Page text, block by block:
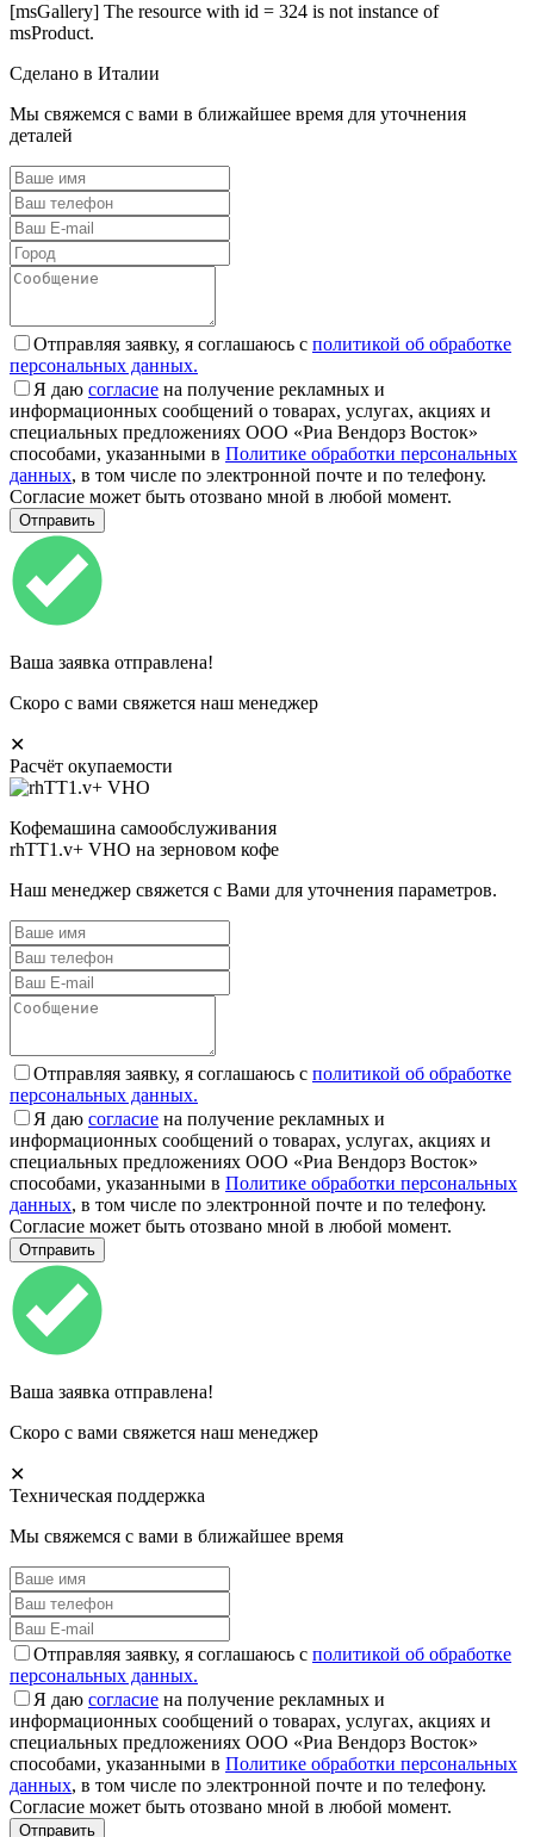
[msGallery] The resource with id = 324 is not instance of
msProduct.
Сделано в Италии
Мы свяжемся с вами в ближайшее время для уточнения
деталей
Отправляя заявку, я соглашаюсь с политикой об обработке
персональных данных.
Я даю согласие на получение рекламных и
информационных сообщений о товарах, услугах, акциях и
специальных предложениях ООО «Риа Вендорз Восток»
способами, указанными в Политике обработки персональных
данных, в том числе по электронной почте и по телефону.
Согласие может быть отозвано мной в любой момент.
Ваша заявка отправлена!
Скоро с вами свяжется наш менеджер
✕
Расчёт окупаемости
Кофемашина самообслуживания
rhTT1.v+ VHO на зерновом кофе
Наш менеджер свяжется с Вами для уточнения параметров.
Отправляя заявку, я соглашаюсь с политикой об обработке
персональных данных.
Я даю согласие на получение рекламных и
информационных сообщений о товарах, услугах, акциях и
специальных предложениях ООО «Риа Вендорз Восток»
способами, указанными в Политике обработки персональных
данных, в том числе по электронной почте и по телефону.
Согласие может быть отозвано мной в любой момент.
Ваша заявка отправлена!
Скоро с вами свяжется наш менеджер
✕
Техническая поддержка
Мы свяжемся с вами в ближайшее время
Отправляя заявку, я соглашаюсь с политикой об обработке
персональных данных.
Я даю согласие на получение рекламных и
информационных сообщений о товарах, услугах, акциях и
специальных предложениях ООО «Риа Вендорз Восток»
способами, указанными в Политике обработки персональных
данных, в том числе по электронной почте и по телефону.
Согласие может быть отозвано мной в любой момент.